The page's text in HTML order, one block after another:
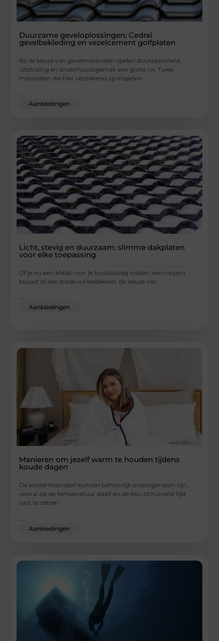
Duurzame geveloplossingen: Cedral
gevelbekleding en vezelcement golfplaten
Bij de keuze van gevelmaterialen spelen duurzaamheid,
uitstraling en onderhoudsgemak een grote rol. Twee
materialen die hier uitstekend op inspelen
...
Aanbiedingen
Licht, stevig en duurzaam: slimme dakplaten
voor elke toepassing
Of je nu een afdak voor je houtopslag maakt, een carport
bouwt of een loods wil bedekken: de keuze van
...
Aanbiedingen
Manieren om jezelf warm te houden tijdens
koude dagen
De wintermaanden kunnen behoorlijk onaangenaam zijn,
vooral als de temperatuur daalt en de kou zich overal lijkt
vast te zetten.
Aanbiedingen